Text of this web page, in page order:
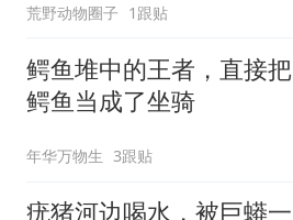
荒野动物圈子 1跟贴
鳄鱼堆中的王者，直接把
鳄鱼当成了坐骑
年华万物生 3跟贴
疣猪河边喝水，被巨蟒一